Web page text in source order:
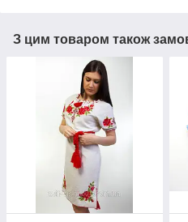
З цим товаром також